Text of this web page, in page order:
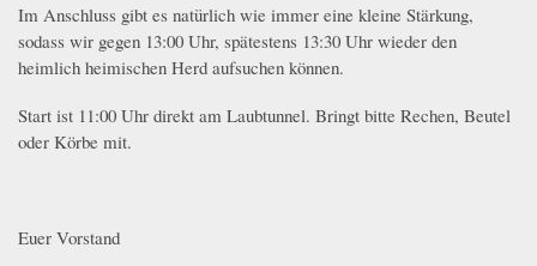
Im Anschluss gibt es natürlich wie immer eine kleine Stärkung,
sodass wir gegen 13:00 Uhr, spätestens 13:30 Uhr wieder den
heimlich heimischen Herd aufsuchen können.
Start ist 11:00 Uhr direkt am Laubtunnel. Bringt bitte Rechen, Beutel
oder Körbe mit.
Euer Vorstand